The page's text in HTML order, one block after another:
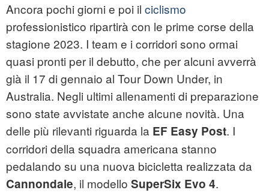
Ancora pochi giorni e poi il ciclismo
professionistico ripartirà con le prime corse della
stagione 2023. I team e i corridori sono ormai
quasi pronti per il debutto, che per alcuni avverrà
già il 17 di gennaio al Tour Down Under, in
Australia. Negli ultimi allenamenti di preparazione
sono state avvistate anche alcune novità. Una
delle più rilevanti riguarda la EF Easy Post. I
corridori della squadra americana stanno
pedalando su una nuova bicicletta realizzata da
Cannondale, il modello SuperSix Evo 4.